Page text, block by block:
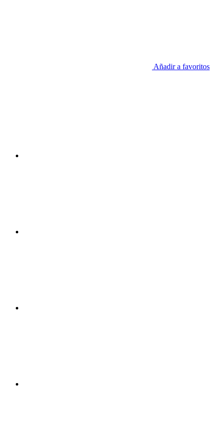
Añadir a favoritos